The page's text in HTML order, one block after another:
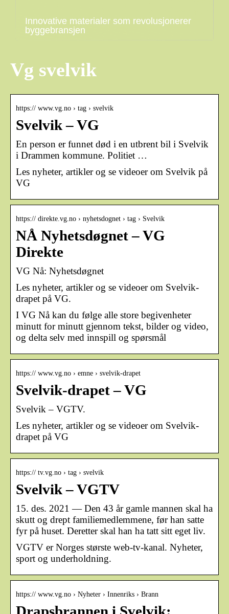
Innovative materialer som revolusjonerer
byggebransjen
Vg svelvik
https:// www.vg.no › tag › svelvik
Svelvik – VG
En person er funnet død i en utbrent bil i Svelvik
i Drammen kommune. Politiet …
Les nyheter, artikler og se videoer om Svelvik på
VG
https:// direkte.vg.no › nyhetsdognet › tag › Svelvik
NÅ Nyhetsdøgnet – VG
Direkte
VG Nå: Nyhetsdøgnet
Les nyheter, artikler og se videoer om Svelvik-
drapet på VG.
I VG Nå kan du følge alle store begivenheter
minutt for minutt gjennom tekst, bilder og video,
og delta selv med innspill og spørsmål
https:// www.vg.no › emne › svelvik-drapet
Svelvik-drapet – VG
Svelvik – VGTV.
Les nyheter, artikler og se videoer om Svelvik-
drapet på VG
https:// tv.vg.no › tag › svelvik
Svelvik – VGTV
15. des. 2021 — Den 43 år gamle mannen skal ha
skutt og drept familiemedlemmene, før han satte
fyr på huset. Deretter skal han ha tatt sitt eget liv.
VGTV er Norges største web-tv-kanal. Nyheter,
sport og underholdning.
https:// www.vg.no › Nyheter › Innenriks › Brann